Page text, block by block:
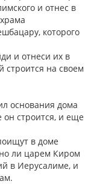
и отнес в
которого
и отнеси их в
строится на своем
основания дома
он строится, и еще
в доме
ли царем Киром
в Иерусалиме, и